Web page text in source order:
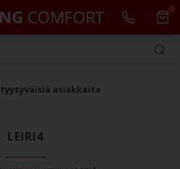
0
asiakkaita
LEIRI4